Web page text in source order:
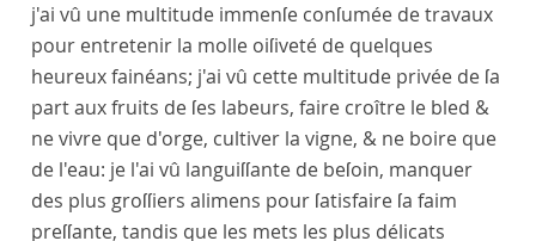
j'ai vû une multitude immenſe conſumée de travaux
pour entretenir la molle oiſiveté de quelques
heureux fainéans; j'ai vû cette multitude privée de ſa
part aux fruits de ſes labeurs, faire croître le bled &
ne vivre que d'orge, cultiver la vigne, & ne boire que
de l'eau: je l'ai vû languiſſante de beſoin, manquer
des plus groſſiers alimens pour ſatisfaire ſa faim
preſſante, tandis que les mets les plus délicats